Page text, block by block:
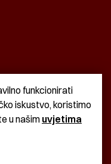
funkcionirati
iskustvo, koristimo
u našim uvjetima